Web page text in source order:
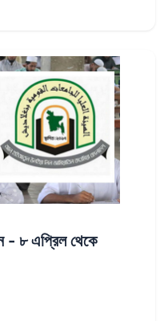
- ৮ এপ্রিল থেকে